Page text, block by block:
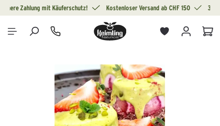
springen
Sichere Zahlung mit Käuferschutz! Kostenloser Versand ab CHF 150 30
Bildergalerie überspringen